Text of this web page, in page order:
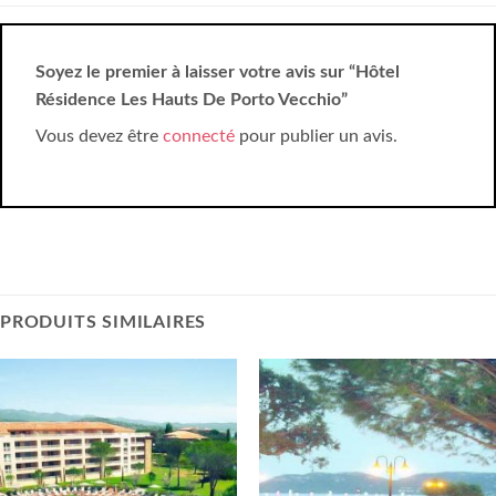
Soyez le premier à laisser votre avis sur “Hôtel
Résidence Les Hauts De Porto Vecchio”
Vous devez être connecté pour publier un avis.
PRODUITS SIMILAIRES